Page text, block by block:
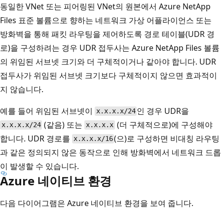
동일한 VNet 또는 피어링된 VNet의 원본에서 Azure NetApp
Files 표준 볼륨으로 향하는 네트워크 가상 어플라이언스 또는
방화벽을 통해 패킷 라우팅을 제어하도록 경로 테이블(UDR 경
로)을 구성하려는 경우 UDR 접두사는 Azure NetApp Files 볼륨
의 위임된 서브넷 크기와 더 구체적이거나 같아야 합니다. UDR
접두사가 위임된 서브넷 크기보다 구체적이지 않으면 효과적이
지 않습니다.
예를 들어 위임된 서브넷이 x.x.x.x/24 인 경우 UDR을
x.x.x.x/24 (같음) 또는 x.x.x.x (더 구체적으로)에 구성해야
합니다. UDR 경로를 x.x.x.x/16(으)로 구성하면 비대칭 라우팅
과 같은 정의되지 않은 동작으로 인해 방화벽에서 네트워크 드롭
이 발생할 수 있습니다.
Azure 네이티브 환경
다음 다이어그램은 Azure 네이티브 환경을 보여 줍니다.